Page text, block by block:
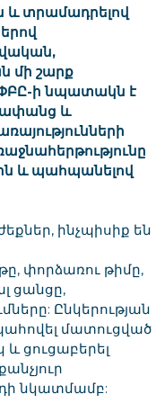
և տրամադրելով
մի շարք
ՓԲԸ-ի նպատակն է
և
և պահպանելով
ինչպիսիք են
փորձառու թիմը,
ցանցը,
Ընկերության
մատուցված
և ցուցաբերել
նկատմամբ: